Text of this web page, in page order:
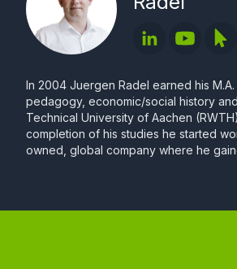
In 2004 Juergen Radel earned his
pedagogy, economic/social history
Technical University of Aachen
completion of his studies he started
owned, global company where he
responsible for HR Marketing &